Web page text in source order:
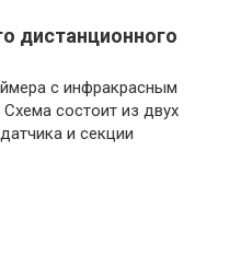
дистанционного
с инфракрасным
состоит из двух
и секции